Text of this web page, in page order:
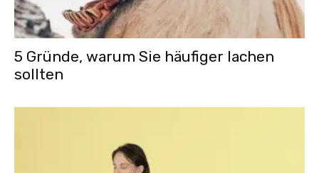
5 Gründe, warum Sie häufiger lachen
sollten